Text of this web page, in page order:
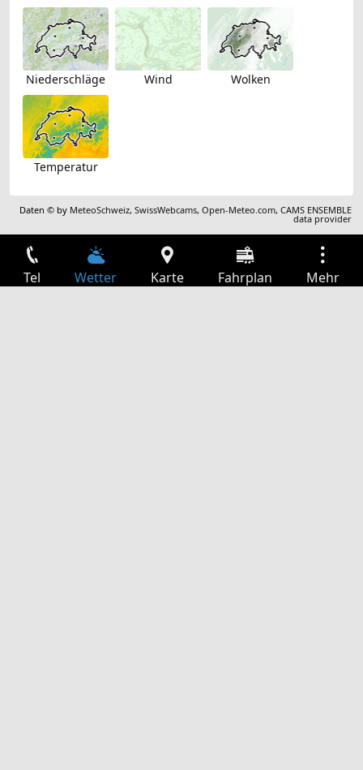
Niederschläge Wind Wolken
Temperatur
Daten © by MeteoSchweiz,SwissWebcams,Open-Meteo.com,CAMS ENSEMBLE
data provider
Tel Wetter Karte Fahrplan Mehr